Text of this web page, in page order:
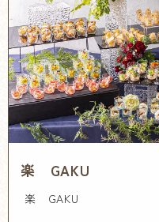
楽 GAKU
楽 GAKU